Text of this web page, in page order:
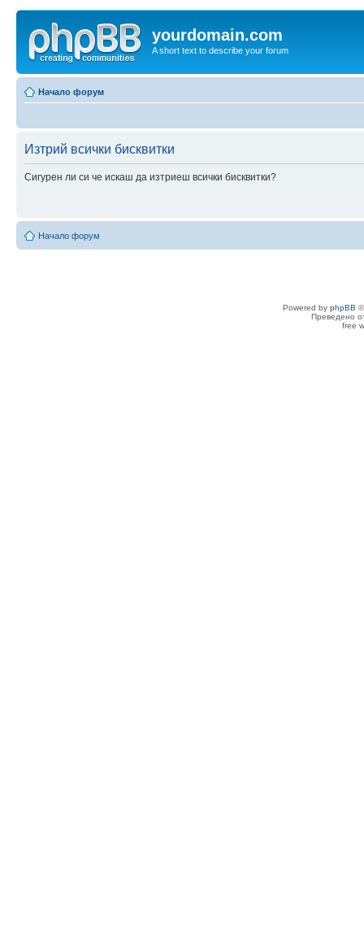
yourdomain.com
A short text to describe your forum
Начало форум
Изтрий всички бисквитки
Сигурен ли си че искаш да изтриеш всички бисквитки?
Начало форум
Powered by phpBB
Преведено
free